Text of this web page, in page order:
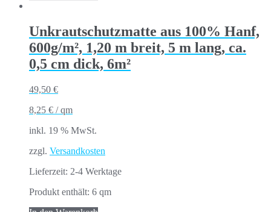
Unkrautschutzmatte aus 100% Hanf,
600g/m², 1,20 m breit, 5 m lang, ca.
0,5 cm dick, 6m²
49,50 €
8,25 € /qm
inkl. 19 % MwSt.
zzgl. Versandkosten
Lieferzeit: 2-4 Werktage
Produkt enthält: 6 qm